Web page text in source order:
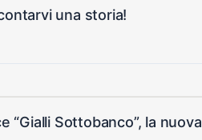
una storia!
“Gialli Sottobanco”, la